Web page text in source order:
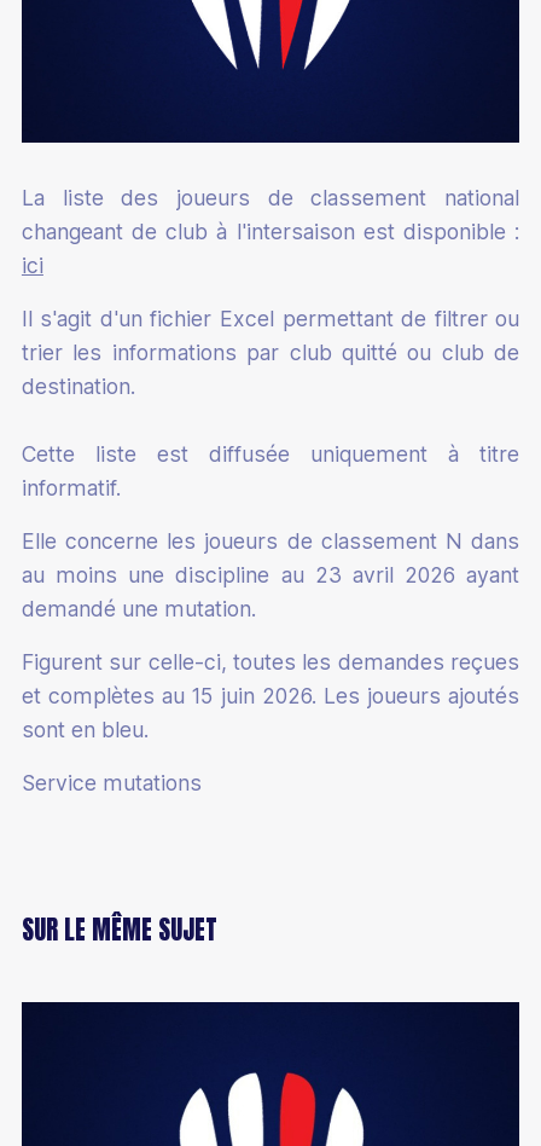
La liste des joueurs de classement national
changeant de club à l'intersaison est disponible :
ici
Il s'agit d'un fichier Excel permettant de filtrer ou
trier les informations par club quitté ou club de
destination.
Cette liste est diffusée uniquement à titre
informatif.
Elle concerne les joueurs de classement N dans
au moins une discipline au 23 avril 2026 ayant
demandé une mutation.
Figurent sur celle-ci, toutes les demandes reçues
et complètes au 15 juin 2026. Les joueurs ajoutés
sont en bleu.
Service mutations
SUR LE MÊME SUJET